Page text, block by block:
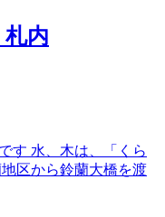
内
す 水、木は、「くら
区から鈴蘭大橋を渡